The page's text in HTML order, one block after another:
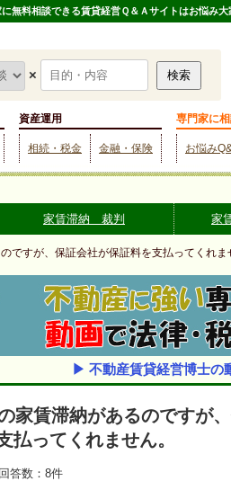
無料相談できる賃貸経営Ｑ＆Ａサイトはお悩み大
×
資産運用
相続・税金 金融・保険
専門家に
お悩み
家賃滞納 裁判 家
ですが、保証会社が保証料を支払ってくれま
▶ 不動産賃貸経営博士の
家賃滞納があるのですが
払ってくれません。
答数：8件